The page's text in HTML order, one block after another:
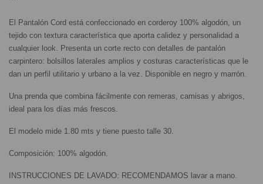
El Pantalón Cord está confeccionado en corderoy 100% algodón, un
tejido con textura característica que aporta calidez y personalidad a
cualquier look. Presenta un corte recto con detalles de pantalón
carpintero: bolsillos laterales amplios y costuras características que le
dan un perfil utilitario y urbano a la vez. Disponible en negro y marrón.
Una prenda que combina fácilmente con remeras, camisas y abrigos,
ideal para los días más frescos.
El modelo mide 1.80 mts y tiene puesto talle 30.
Composición: 100% algodón.
INSTRUCCIONES DE LAVADO: RECOMENDAMOS lavar a mano.